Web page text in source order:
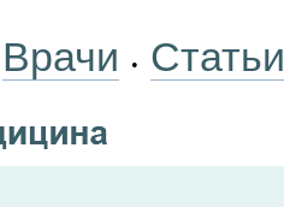
Врачи • Статьи